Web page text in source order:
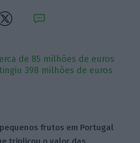
de 85 milhões de euros
398 milhões de euros
frutos em Portugal